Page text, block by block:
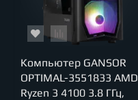
Компьютер GANSOR
OPTIMAL-3551833 AMD
Ryzen 3 4100 3.8 ГГц,